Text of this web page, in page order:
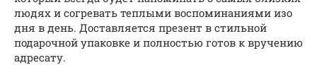
людях и согревать теплыми воспоминаниями изо
дня в день. Доставляется презент в стильной
подарочной упаковке и полностью готов к вручению
адресату.